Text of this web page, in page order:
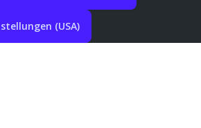
(USA)